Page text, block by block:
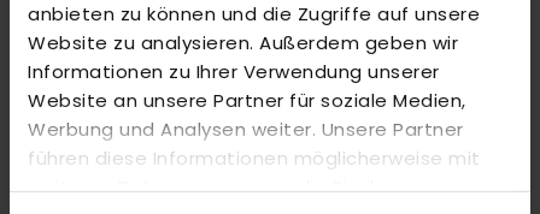
anbieten zu können und die Zugriffe auf unsere
Website zu analysieren. Außerdem geben wir
Informationen zu Ihrer Verwendung unserer
Website an unsere Partner für soziale Medien,
Werbung und Analysen weiter. Unsere Partner
führen diese Informationen möglicherweise mit
weiteren Daten zusammen, die Sie ihnen
Marke: Osaka
Produktlinie: MID BOW
Vorspann: MidBow
Carbonanteil: 25 %
Farbe: Grün